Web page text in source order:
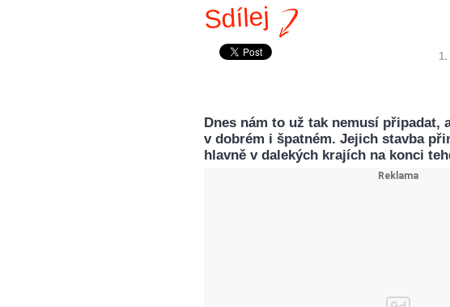
Sdílej
Dnes nám to už tak nemusí připadat,
v dobrém i špatném. Jejich stavba
hlavně v dalekých krajích na konci